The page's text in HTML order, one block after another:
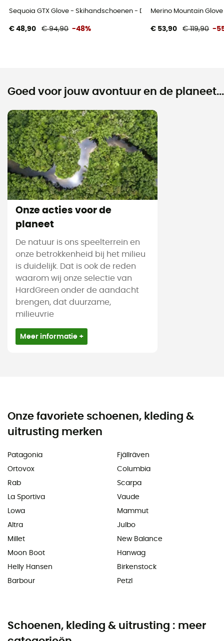
Sequoia GTX Glove - Skihandschoenen - Dames
€ 48,90 € 94,90 -48%
Merino Mountain
€ 53,90 € 119,90 -
Goed voor jouw avontuur en de planeet...
Onze acties voor de
planeet
De natuur is ons speelterrein en
onze betrokkenheid bij het milieu
is duidelijk. Dat is ook de reden
waarom wij onze selectie van
HardGreen onder de aandacht
brengen, dat duurzame,
milieuvrie
Meer informatie +
Onze favoriete schoenen, kleding &
uitrusting merken
Patagonia
Ortovox
Rab
La Sportiva
Lowa
Altra
Millet
Moon Boot
Helly Hansen
Barbour
Fjällräven
Columbia
Scarpa
Vaude
Mammut
Julbo
New Balance
Hanwag
Birkenstock
Petzl
Schoenen, kleding & uitrusting : meer